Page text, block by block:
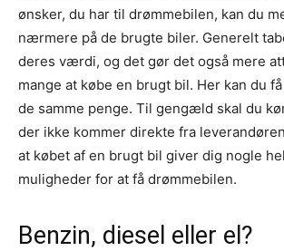
ønsker, du har til drømmebilen, kan du
nærmere på de brugte biler. Generelt
deres værdi, og det gør det også mere
mange at købe en brugt bil. Her kan du
de samme penge. Til gengæld skal du
der ikke kommer direkte fra
at købet af en brugt bil giver dig nogle
muligheder for at få drømmebilen.
Benzin, diesel eller el?